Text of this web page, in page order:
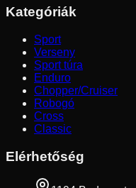
Kategóriák
Sport
Verseny
Sport túra
Enduro
Chopper/Cruiser
Robogó
Cross
Classic
Elérhetőség